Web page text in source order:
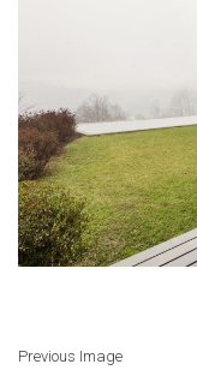
Previous Image